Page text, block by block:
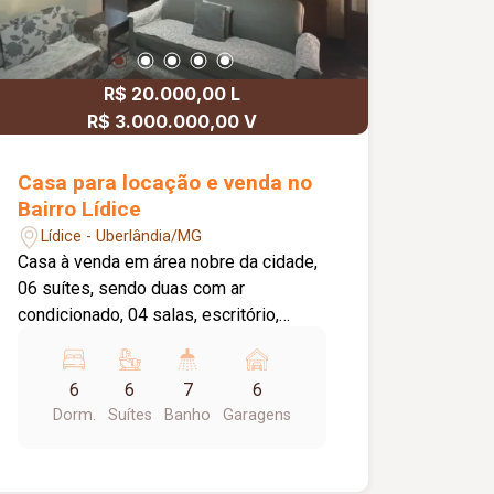
R$ 20.000,00 L
R$ 3.000.000,00 V
Casa para locação e venda no
Bairro Lídice
Lídice - Uberlândia/MG
Casa à venda em área nobre da cidade,
06 suítes, sendo duas com ar
condicionado, 04 salas, escritório,
social, garagem pra 06 carros, piso de
taco de madeira nobre em todos os
ambientes exceto nos banheiros que é
6
Dorm.
6
Suítes
7
Banho
6
Garagens